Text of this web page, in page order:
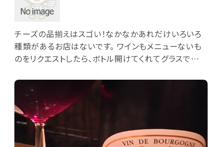
チーズの品揃えはスゴい！なかなかあれだけいろいろ
種類があるお店はないです。 ワインもメニューないも
のをリクエストしたら、ボトル開けてくれてグラスで出し